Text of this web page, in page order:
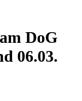
DoG
06.03.